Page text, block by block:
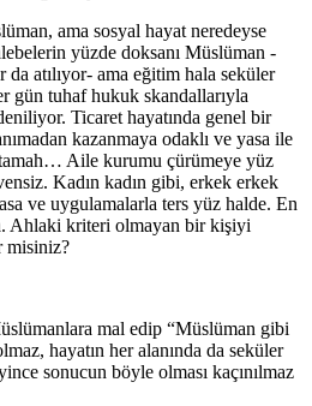
ama sosyal hayat neredeyse
yüzde doksanı Müslüman -
da atılıyor- ama eğitim hala seküler
gün tuhaf hukuk skandallarıyla
Ticaret hayatında genel bir
kazanmaya odaklı ve yasa ile
Aile kurumu çürümeye yüz
Kadın kadın gibi, erkek erkek
ve uygulamalarla ters yüz halde. En
Ahlaki kriteri olmayan bir kişiyi
misiniz?
mal edip “Müslüman gibi
hayatın her alanında da seküler
sonucun böyle olması kaçınılmaz